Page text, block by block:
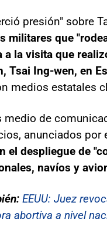
presión" sobre
militares que
a la visita que
Tsai Ing-wen, en
medios estatales
medio de
anunciados por
el despliegue de
navíos y
EEUU: Juez
abortiva a nivel